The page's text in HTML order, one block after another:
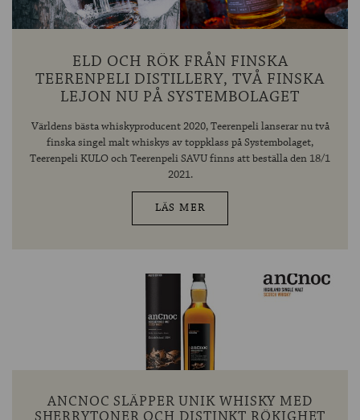
ELD OCH RÖK FRÅN FINSKA
TEERENPELI DISTILLERY, TVÅ FINSKA
LEJON NU PÅ SYSTEMBOLAGET
Världens bästa whiskyproducent 2020, Teerenpeli lanserar nu två
finska singel malt whiskys av toppklass på Systembolaget,
Teerenpeli KULO och Teerenpeli SAVU finns att beställa den 18/1
2021.
LÄS MER
ANCNOC SLÄPPER UNIK WHISKY MED